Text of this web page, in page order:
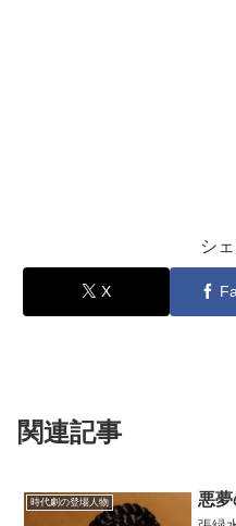
シ
X
関連記事
時代劇の登場人物 悪夢